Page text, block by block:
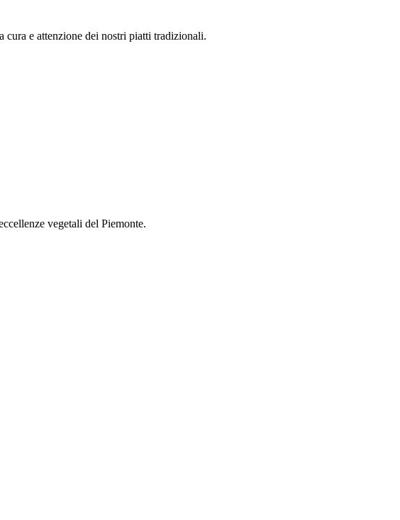
cura e attenzione dei nostri piatti tradizionali.
vegetali del Piemonte.